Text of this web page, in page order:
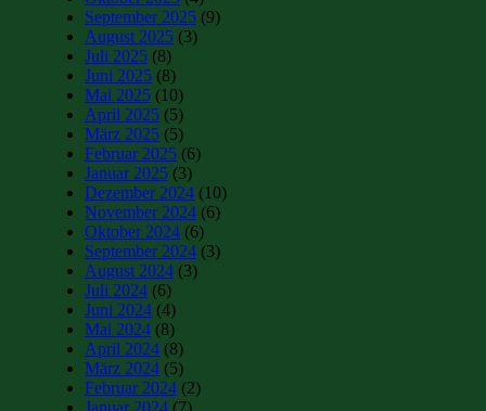
September 2025 (9)
August 2025 (3)
Juli 2025 (8)
Juni 2025 (8)
Mai 2025 (10)
April 2025 (5)
März 2025 (5)
Februar 2025 (6)
Januar 2025 (3)
Dezember 2024 (10)
November 2024 (6)
Oktober 2024 (6)
September 2024 (3)
August 2024 (3)
Juli 2024 (6)
Juni 2024 (4)
Mai 2024 (8)
April 2024 (8)
März 2024 (5)
Februar 2024 (2)
Januar 2024 (7)